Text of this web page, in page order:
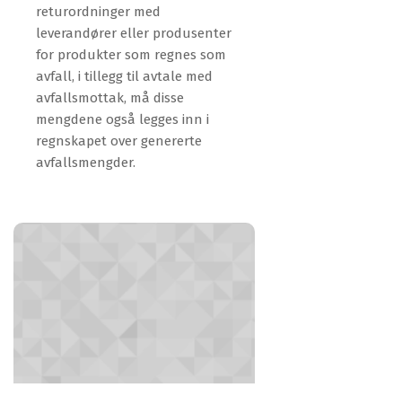
returordninger med
leverandører eller produsenter
for produkter som regnes som
avfall, i tillegg til avtale med
avfallsmottak, må disse
mengdene også legges inn i
regnskapet over genererte
avfallsmengder.